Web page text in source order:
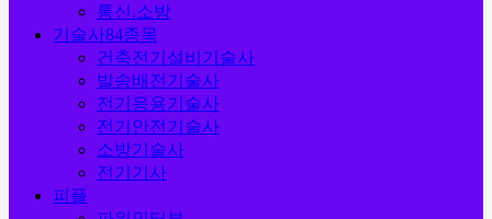
통신.소방
기술사84종목
건축전기설비기술사
발송배전기술사
전기응용기술사
전기안전기술사
소방기술사
전기기사
피플